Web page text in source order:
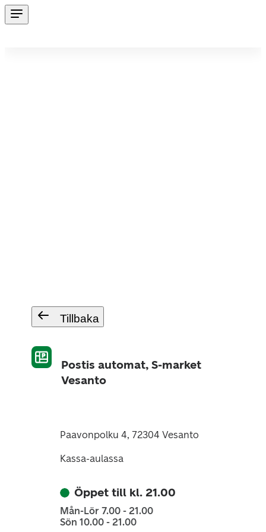
Tillbaka
Postis automat, S-market
Vesanto
Paavonpolku 4, 72304 Vesanto
Kassa-aulassa
Öppet till kl. 21.00
Mån-Lör 7.00 - 21.00
Sön 10.00 - 21.00